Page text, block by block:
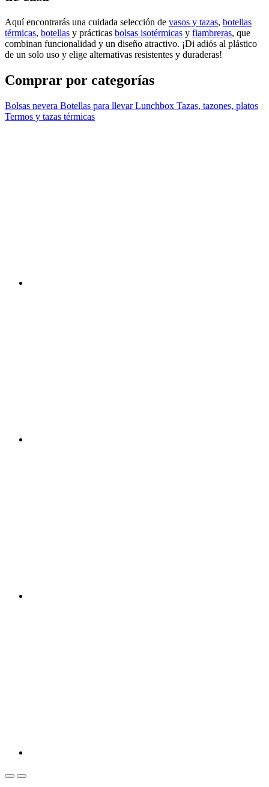
Aquí encontrarás una cuidada selección de vasos y tazas, botellas
térmicas, botellas y prácticas bolsas isotérmicas y fiambreras, que
combinan funcionalidad y un diseño atractivo. ¡Di adiós al plástico
de un solo uso y elige alternativas resistentes y duraderas!
Comprar por categorías
Bolsas nevera Botellas para llevar Lunchbox Tazas, tazones, platos
Termos y tazas térmicas